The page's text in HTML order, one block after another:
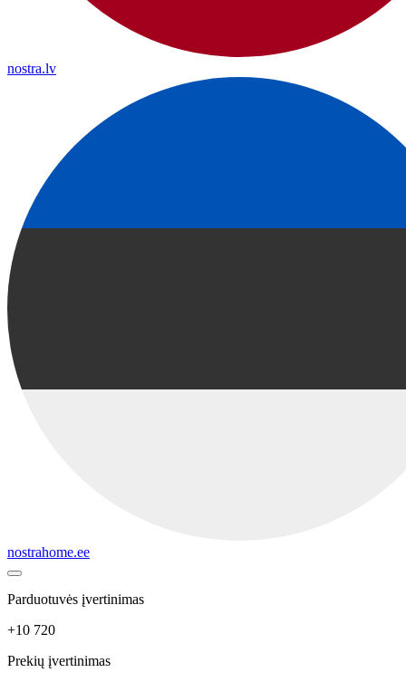
nostra.lv
nostrahome.ee
Parduotuvės įvertinimas
+10 720
Prekių įvertinimas